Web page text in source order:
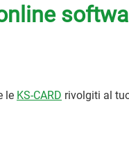
le KS-CARD rivolgiti al